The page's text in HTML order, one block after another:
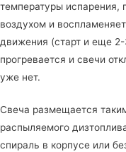
температуры испарения,
воздухом и
движения (старт и еще
прогревается и свечи
уже нет.
Свеча размещается
распыляемого
спираль в корпусе или